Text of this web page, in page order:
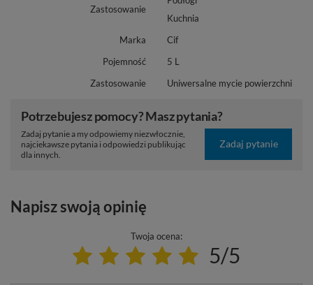
Zastosowanie
Kuchnia
Marka
Cif
Pojemność
5 L
Zastosowanie
Uniwersalne mycie powierzchni
Potrzebujesz pomocy? Masz pytania?
Zadaj pytanie a my odpowiemy niezwłocznie,
najciekawsze pytania i odpowiedzi publikując
dla innych.
Zadaj pytanie
Napisz swoją opinię
Twoja ocena:
5/5